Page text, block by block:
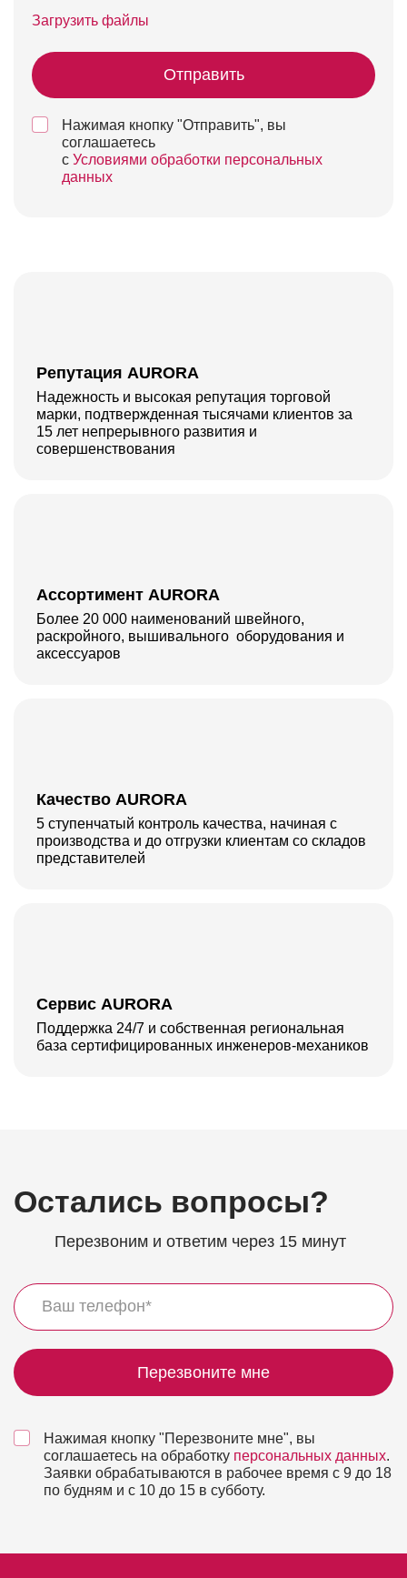
Загрузить файлы
Отправить
Нажимая кнопку "Отправить", вы
соглашаетесь
с Условиями обработки персональных
данных
Репутация AURORA
Надежность и высокая репутация торговой
марки, подтвержденная тысячами клиентов за
15 лет непрерывного развития и
совершенствования
Ассортимент AURORA
Более 20 000 наименований швейного,
раскройного, вышивального оборудования и
аксессуаров
Качество AURORA
5 ступенчатый контроль качества, начиная с
производства и до отгрузки клиентам со складов
представителей
Сервис AURORA
Поддержка 24/7 и собственная региональная
база сертифицированных инженеров-механиков
Остались вопросы?
Перезвоним и ответим через 15 минут
Перезвоните мне
Нажимая кнопку "Перезвоните мне", вы
соглашаетесь на обработку персональных данных.
Заявки обрабатываются в рабочее время с 9 до 18
по будням и с 10 до 15 в субботу.